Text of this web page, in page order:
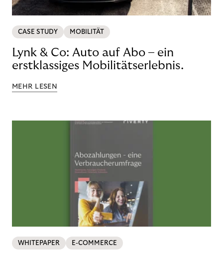
CASE STUDY MOBILITÄT
Lynk & Co: Auto auf Abo – ein
erstklassiges Mobilitätserlebnis.
MEHR LESEN
WHITEPAPER E-COMMERCE